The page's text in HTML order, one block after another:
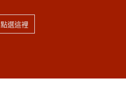
點選這裡